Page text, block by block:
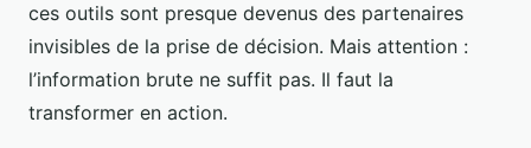
ces outils sont presque devenus des partenaires
invisibles de la prise de décision. Mais attention :
l’information brute ne suffit pas. Il faut la
transformer en action.